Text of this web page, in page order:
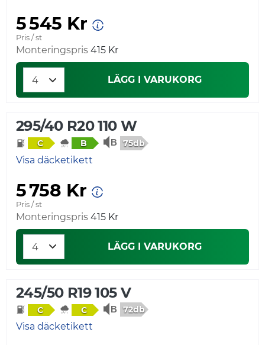
5 545 Kr
Pris / st
Monteringspris 415 Kr
LÄGG I VARUKORG
295/40 R20 110 W
C B 75db
Visa däcketikett
5 758 Kr
Pris / st
Monteringspris 415 Kr
LÄGG I VARUKORG
245/50 R19 105 V
C C 72db
Visa däcketikett